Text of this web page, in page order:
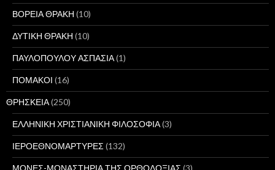
ΒΟΡΕΙΑ ΘΡΑΚΗ (10)
ΔΥΤΙΚΗ ΘΡΑΚΗ (10)
ΠΑΥΛΟΠΟΥΛΟΥ ΑΣΠΑΣΙΑ(1)
ΠΟΜΑΚΟΙ (16)
ΘΡΗΣΚΕΙΑ(250)
ΕΛΛΗΝΙΚΗ ΧΡΙΣΤΙΑΝΙΚΗ ΦΙΛΟΣΟΦΙΑ(3)
ΙΕΡΟΕΘΝΟΜΑΡΤΥΡΕΣ(132)